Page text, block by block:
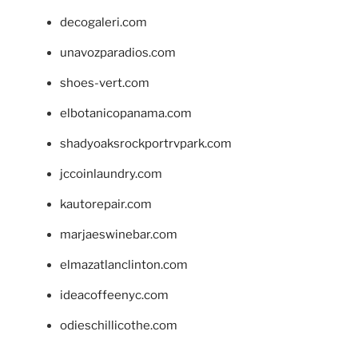
decogaleri.com
unavozparadios.com
shoes-vert.com
elbotanicopanama.com
shadyoaksrockportrvpark.com
jccoinlaundry.com
kautorepair.com
marjaeswinebar.com
elmazatlanclinton.com
ideacoffeenyc.com
odieschillicothe.com